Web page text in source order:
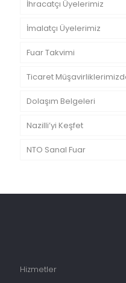
İhracatçı Üyelerimiz
İmalatçı Üyelerimiz
Fuar Takvimi
Ticaret
Dolaşım Belgeleri
Nazilli’yi Keşfet
NTO Sanal Fuar
Hizmetler